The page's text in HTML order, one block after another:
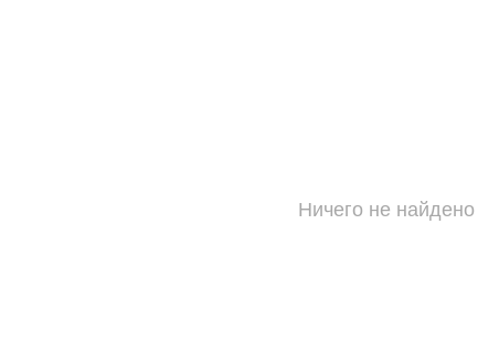
Ничего не найдено